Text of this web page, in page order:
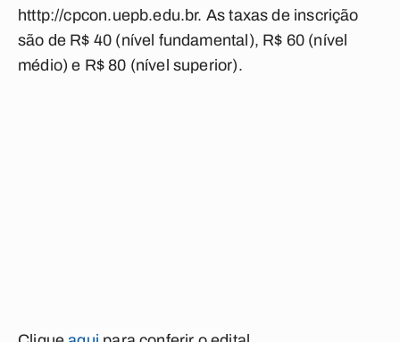
htttp://cpcon.uepb.edu.br. As taxas de inscrição
são de R$ 40 (nível fundamental), R$ 60 (nível
médio) e R$ 80 (nível superior).